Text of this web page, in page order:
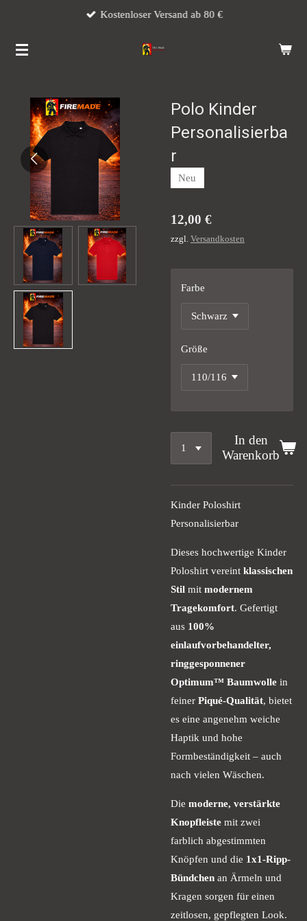
springen
Kostenloser Versand ab 80 €
Polo Kinder
Personalisierba
r
Neu
12,00 €
zzgl. Versandkosten
Farbe
Größe
In den
Warenkorb
Kinder Poloshirt
Personalisierbar
Dieses hochwertige Kinder
Poloshirt vereint klassischen
Stil mit modernem
Tragekomfort. Gefertigt
aus 100%
einlaufvorbehandelter,
ringgesponnener
Optimum™ Baumwolle in
feiner Piqué-Qualität, bietet
es eine angenehm weiche
Haptik und hohe
Formbeständigkeit – auch
nach vielen Wäschen.
Die moderne, verstärkte
Knopfleiste mit zwei
farblich abgestimmten
Knöpfen und die 1x1-Ripp-
Bündchen an Ärmeln und
Kragen sorgen für einen
zeitlosen, gepflegten Look.